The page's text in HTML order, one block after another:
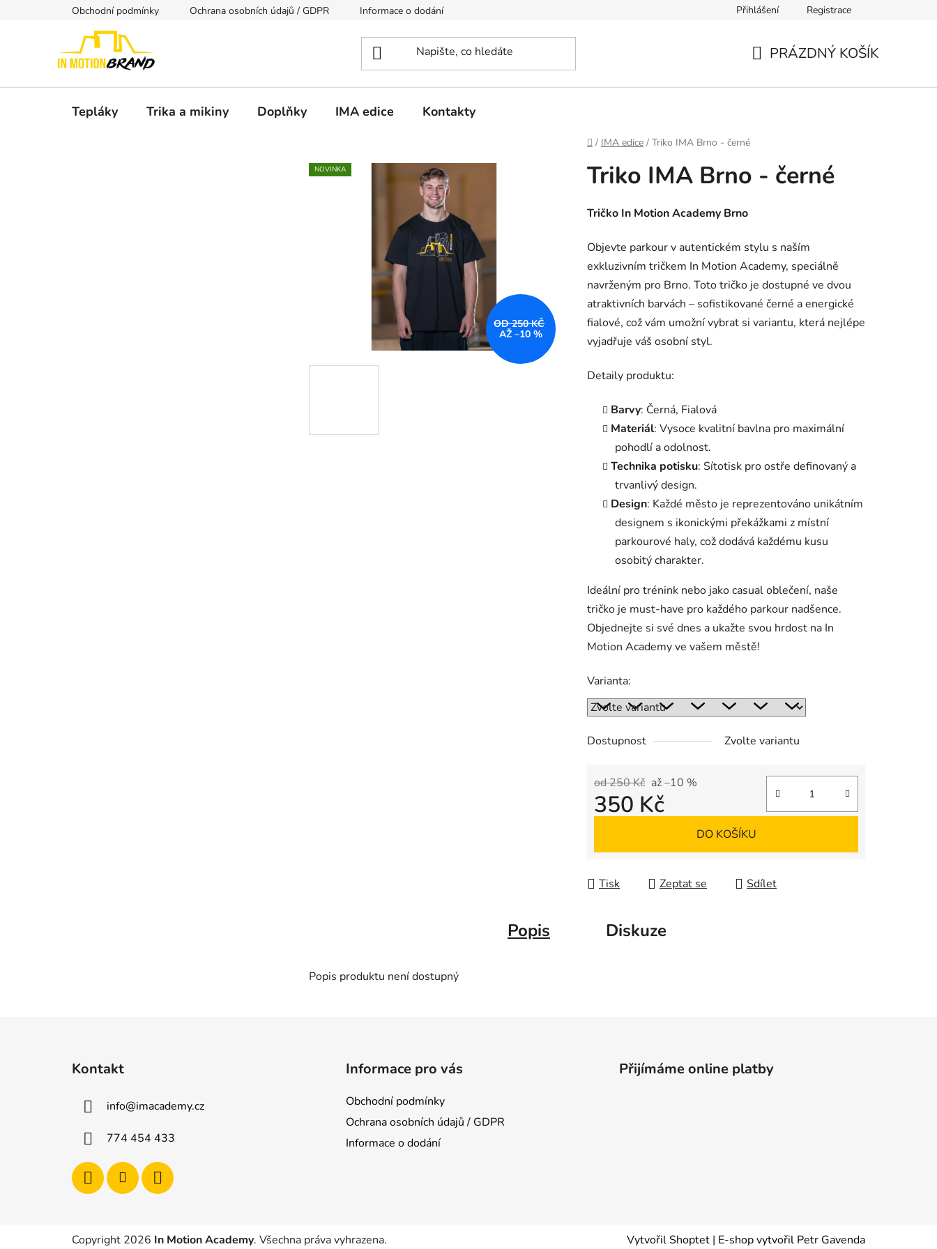
Obchodní podmínky Ochrana osobních údajů / GDPR Informace o dodání Přihlášení Registrace
PRÁZDNÝ KOŠÍK
Tepláky Trika a mikiny Doplňky IMA edice Kontakty
Domů
/ IMA edice / Triko IMA Brno - černé
Triko IMA Brno - černé
Tričko In Motion Academy Brno
Objevte parkour v autentickém stylu s naším
exkluzivním tričkem In Motion Academy, speciálně
navrženým pro Brno. Toto tričko je dostupné ve dvou
atraktivních barvách – sofistikované černé a energické
fialové, což vám umožní vybrat si variantu, která nejlépe
vyjadřuje váš osobní styl.
Detaily produktu:
Barvy: Černá, Fialová
Materiál: Vysoce kvalitní bavlna pro maximální
pohodlí a odolnost.
Technika potisku: Sítotisk pro ostře definovaný a
trvanlivý design.
Design: Každé město je reprezentováno unikátním
designem s ikonickými překážkami z místní
parkourové haly, což dodává každému kusu
osobitý charakter.
Ideální pro trénink nebo jako casual oblečení, naše
tričko je must-have pro každého parkour nadšence.
Objednejte si své dnes a ukažte svou hrdost na In
Motion Academy ve vašem městě!
Varianta:
Dostupnost Zvolte variantu
od 250 Kč až –10 %
350 Kč
DO KOŠÍKU
Tisk Zeptat se Sdílet
NOVINKA
OD 250 KČ
AŽ –10 %
Popis Diskuze
Popis produktu není dostupný
Kontakt
info@imacademy.cz
774 454 433
Informace pro vás
Obchodní podmínky
Ochrana osobních údajů / GDPR
Informace o dodání
Přijímáme online platby
Vytvořil Shoptet | E-shop vytvořil Petr Gavenda
Copyright 2026 In Motion Academy. Všechna práva vyhrazena.